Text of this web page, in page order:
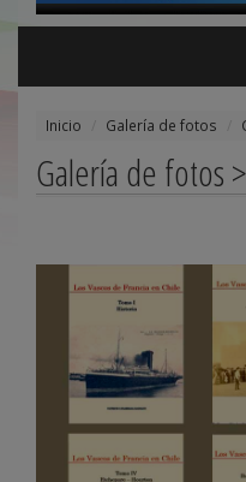
Inicio Galería de fotos
Galería de fotos